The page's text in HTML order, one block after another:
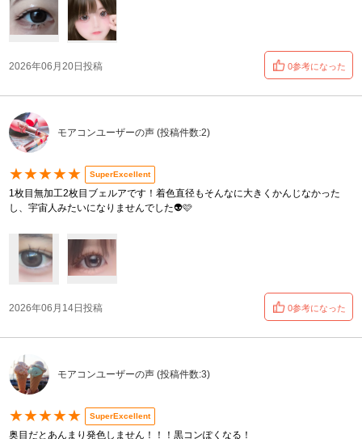
2026年06月20日投稿 0参考になった
モアコンユーザーの声 (投稿件数:2)
★★★★★ SuperExcellent
1枚目無加工2枚目ブェルアです！着色直径もそんなに大きくかんじなかった
し、宇宙人みたいになりませんでした👽🩷
2026年06月14日投稿 0参考になった
モアコンユーザーの声 (投稿件数:3)
★★★★★ SuperExcellent
奥目だとあんまり発色しません！！！黒コンぽくなる！